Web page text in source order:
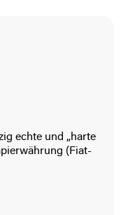
echte und „harte
(Fiat-